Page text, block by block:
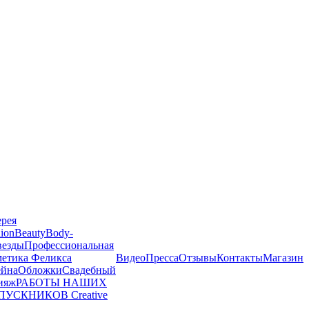
BeautyBody-
Профессиональная
Феликса
ОбложкиСвадебный
РАБОТЫ НАШИХ
Creative
ВидеоПрессаОтзывыКонтактыМагазин